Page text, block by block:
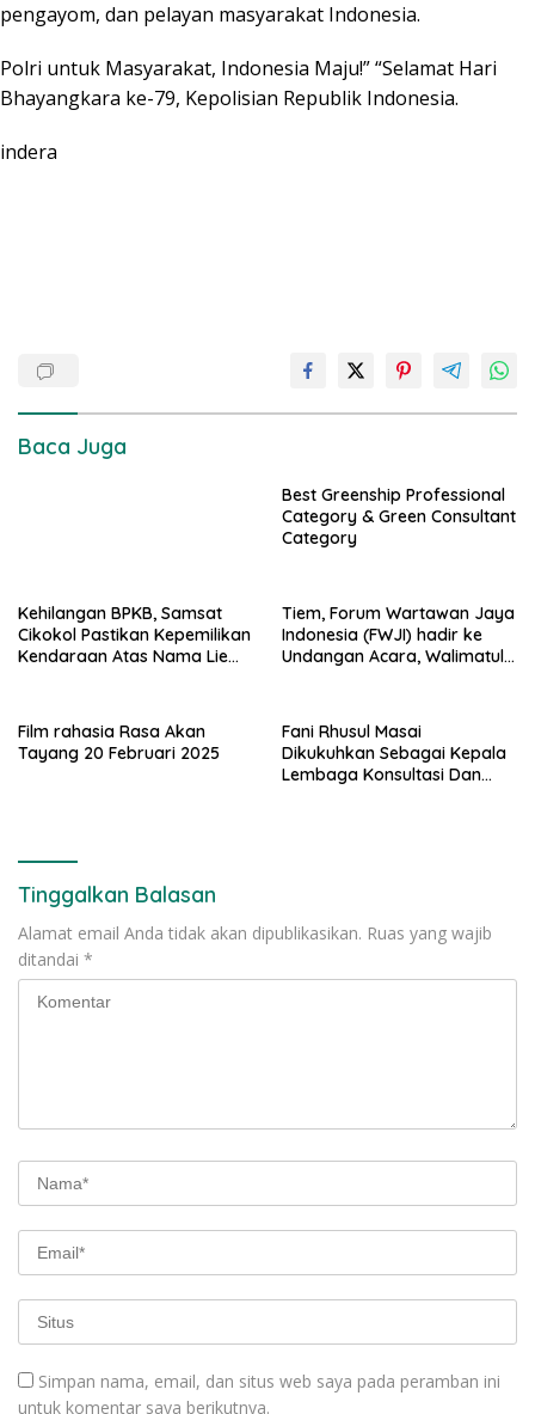
pengayom, dan pelayan masyarakat Indonesia.
Polri untuk Masyarakat, Indonesia Maju!” “Selamat Hari
Bhayangkara ke-79, Kepolisian Republik Indonesia.
indera
Baca Juga
Best Greenship Professional
Category & Green Consultant
Category
Kehilangan BPKB, Samsat
Cikokol Pastikan Kepemilikan
Kendaraan Atas Nama Liem
Tiem, Forum Wartawan Jaya
Indonesia (FWJI) hadir ke
Undangan Acara, Walimatul
RT.Asbar dan
/Rodianah/Iyon
Film rahasia Rasa Akan
Tayang 20 Februari 2025
Fani Rhusul Masai
Dikukuhkan Sebagai Kepala
Lembaga Konsultasi Dan
Tinggalkan Balasan
Alamat email Anda tidak akan dipublikasikan. Ruas yang wajib
ditandai *
Simpan nama, email, dan situs web saya pada peramban ini
untuk komentar saya berikutnya.